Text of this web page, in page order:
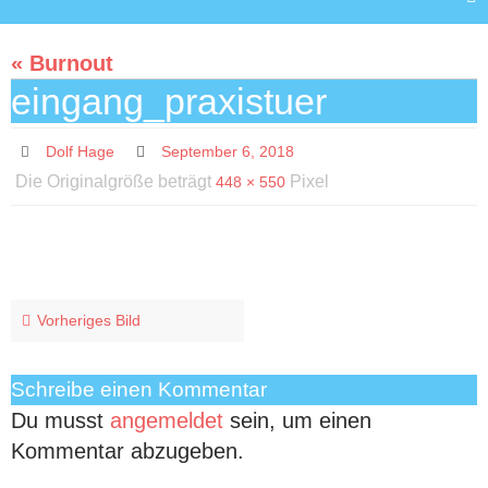
« Burnout
eingang_praxistuer
Dolf Hage September 6, 2018
Die Originalgröße beträgt 448 × 550 Pixel
Vorheriges Bild
Schreibe einen Kommentar
Du musst angemeldet sein, um einen
Kommentar abzugeben.